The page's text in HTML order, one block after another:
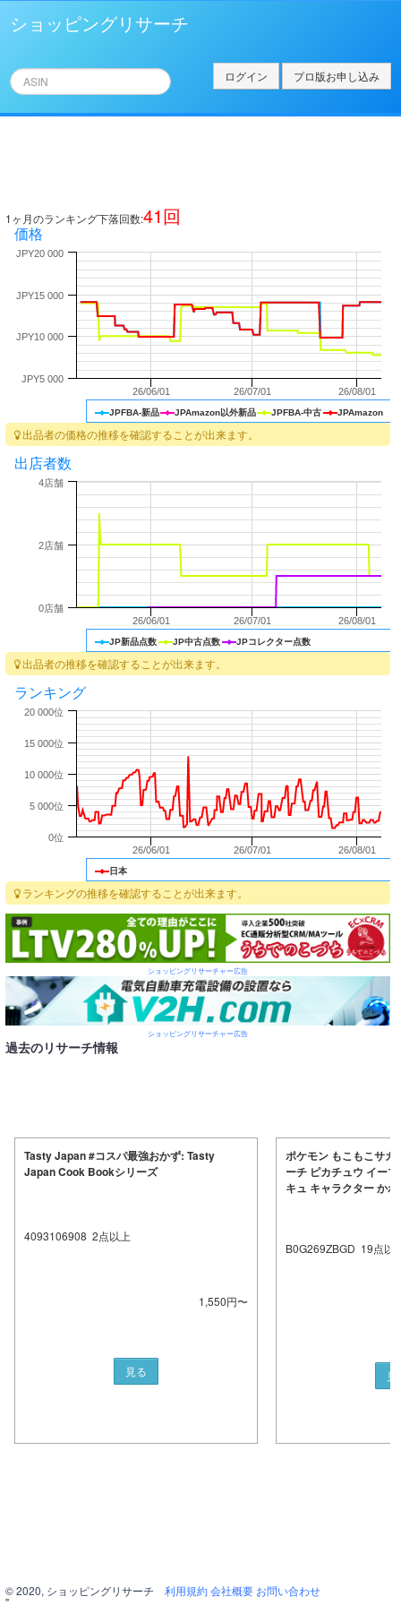
ショッピングリサーチ
ログイン プロ版お申し込み
1ヶ月のランキング下落回数:41回
価格
JPFBA-新品 JPAmazon以外新品 JPFBA-中古 JPAmazon
26/06/01 26/07/01 26/08/01
JPY10 000
JPY15 000
JPY5 000
JPY20 000
出品者の価格の推移を確認することが出来ます。
出店者数
JP新品点数 JP中古点数 JPコレクター点数
26/06/01 26/07/01 26/08/01
0店舗
2店舗
4店舗
出品者の推移を確認することが出来ます。
ランキング
日本
26/06/01 26/07/01 26/08/01
0位
5 000位
10 000位
15 000位
20 000位
ランキングの推移を確認することが出来ます。
ショッピングリサーチャー広告
ショッピングリサーチャー広告
過去のリサーチ情報
Tasty Japan #コスパ最強おかず: Tasty
Japan Cook Bookシリーズ
4093106908 2点以上
1,550円〜
見る
ポケモン もこもこサガ
ーチ ピカチュウ イー
キュ キャラクター か
B0G269ZBGD 19点以
見
© 2020, ショッピングリサーチ 利用規約会社概要 お問い合わせ
"